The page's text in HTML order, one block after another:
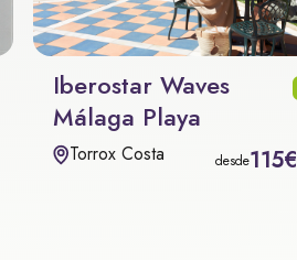
Iberostar Waves
Málaga Playa
Torrox Costa desde115€